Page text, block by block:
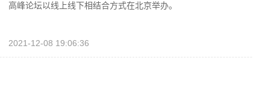
高峰论坛以线上线下相结合方式在北京举办。
2021-12-08 19:06:36